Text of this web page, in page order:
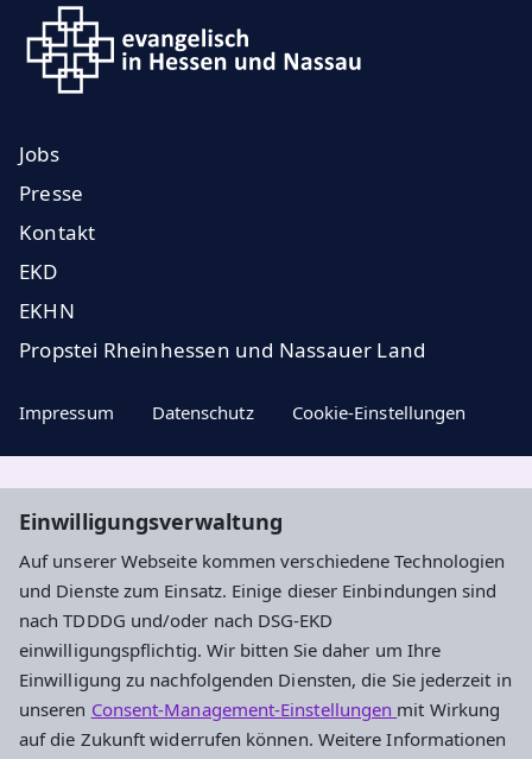
Einwilligungsverwaltung
Auf unserer Webseite kommen verschiedene Technologien
und Dienste zum Einsatz. Einige dieser Einbindungen sind
nach TDDDG und/oder nach DSG-EKD
einwilligungspflichtig. Wir bitten Sie daher um Ihre
Einwilligung zu nachfolgenden Diensten, die Sie jederzeit in
unseren Consent-Management-Einstellungen mit Wirkung
auf die Zukunft widerrufen können. Weitere Informationen
Jobs
Presse
Kontakt
EKD
EKHN
Propstei Rheinhessen und Nassauer Land
Impressum Datenschutz Cookie-Einstellungen
Aktuelle Nachrichten, geistige Impulse und
Veranstaltungstipps ...
Newsletter entdecken
Evangelisches Dekanat Ingelheim-
Oppenheim